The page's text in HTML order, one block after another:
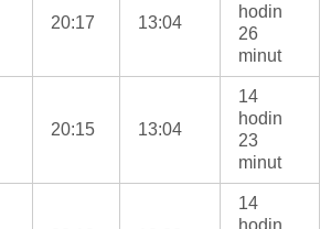
20:17 13:04
hodin
26
minut
20:15 13:04
14
hodin
23
minut
14